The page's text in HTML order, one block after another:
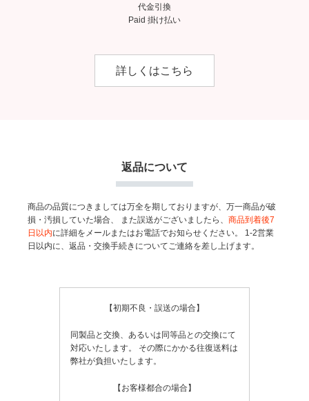
代金引換
Paid 掛け払い
詳しくはこちら
返品について
商品の品質につきましては万全を期しておりますが、万一商品が破
損・汚損していた場合、
また誤送がございましたら、商品到着後7
日以内に詳細をメールまたはお電話でお知らせください。
1-2営業
日以内に、返品・交換手続きについてご連絡を差し上げます。
【初期不良・誤送の場合】
同製品と交換、あるいは同等品との交換にて
対応いたします。
その際にかかる往復送料は
弊社が負担いたします。
【お客様都合の場合】